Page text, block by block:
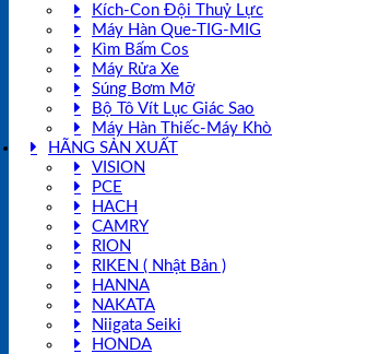
Kích-Con Đội Thuỷ Lực
Máy Hàn Que-TIG-MIG
Kìm Bấm Cos
Máy Rửa Xe
Súng Bơm Mỡ
Bộ Tô Vít Lục Giác Sao
Máy Hàn Thiếc-Máy Khò
HÃNG SẢN XUẤT
VISION
PCE
HACH
CAMRY
RION
RIKEN ( Nhật Bản )
HANNA
NAKATA
Niigata Seiki
HONDA